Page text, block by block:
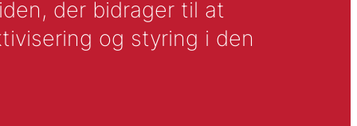
der bidrager til at
og styring i den